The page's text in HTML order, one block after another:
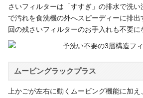
さいフィルターは「すすぎ」の排水で洗
で汚れを食洗機の外へスピーディーに排
回の残さいフィルターのお手入れも不要に
ムービングラックプラス
上かごが左右に動くムービング機能に加